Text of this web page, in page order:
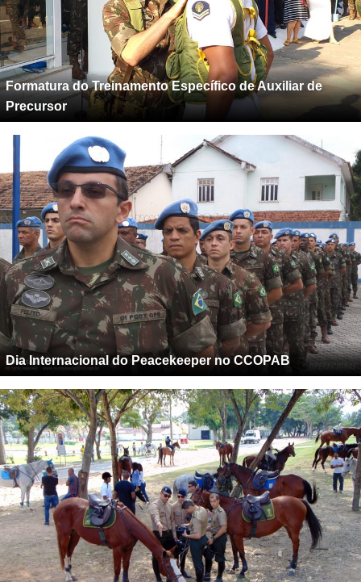
Formatura do Treinamento Específico de Auxiliar de
Precursor
Dia Internacional do Peacekeeper no CCOPAB